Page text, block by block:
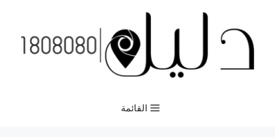
المحتوى
القائمة